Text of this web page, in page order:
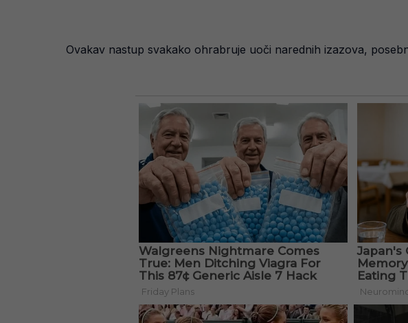
Ovakav nastup svakako ohrabruje uoči narednih izazova,